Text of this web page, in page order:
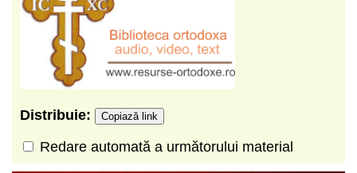
Distribuie: Copiază link
Redare automată a următorului material